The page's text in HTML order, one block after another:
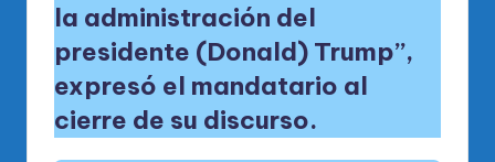
la administración del
presidente (Donald) Trump”,
expresó el mandatario al
cierre de su discurso.